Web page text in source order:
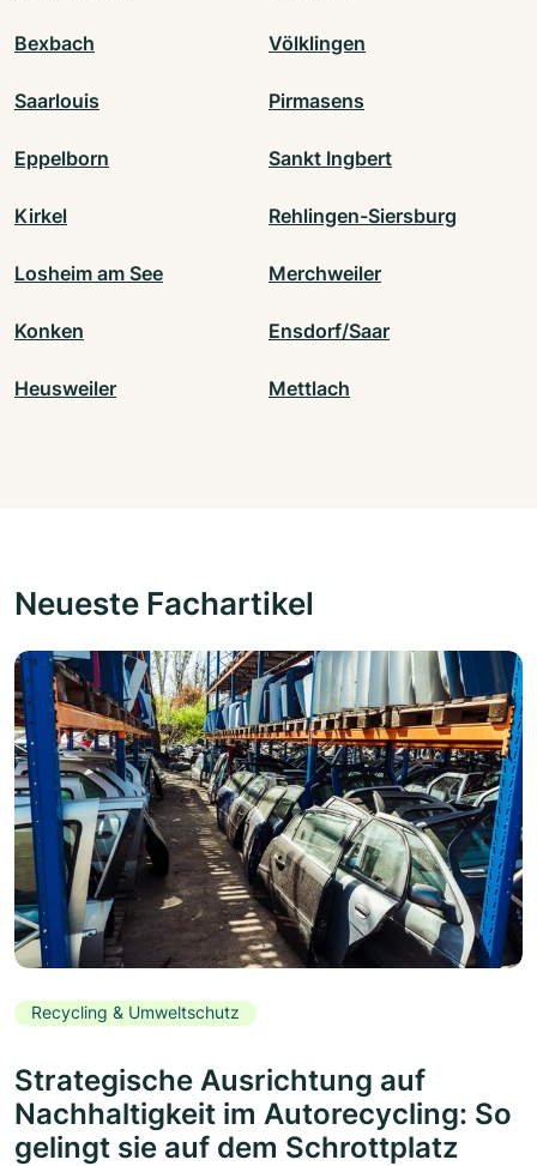
Bexbach Völklingen
Saarlouis Pirmasens
Eppelborn Sankt Ingbert
Kirkel Rehlingen-Siersburg
Losheim am See Merchweiler
Konken Ensdorf/Saar
Heusweiler Mettlach
Neueste Fachartikel
Recycling & Umweltschutz
Strategische Ausrichtung auf
Nachhaltigkeit im Autorecycling: So
gelingt sie auf dem Schrottplatz